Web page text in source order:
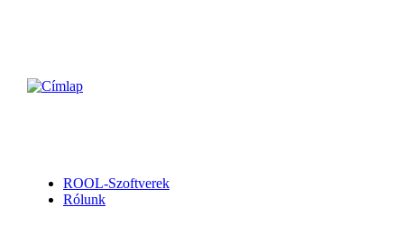
ROOL-Szoftverek
Rólunk